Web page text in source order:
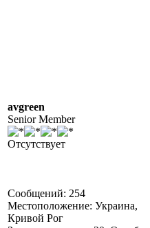
avgreen
Senior Member
Отсутствует
Сообщений: 254
Местоположение: Украина,
Кривой Рог